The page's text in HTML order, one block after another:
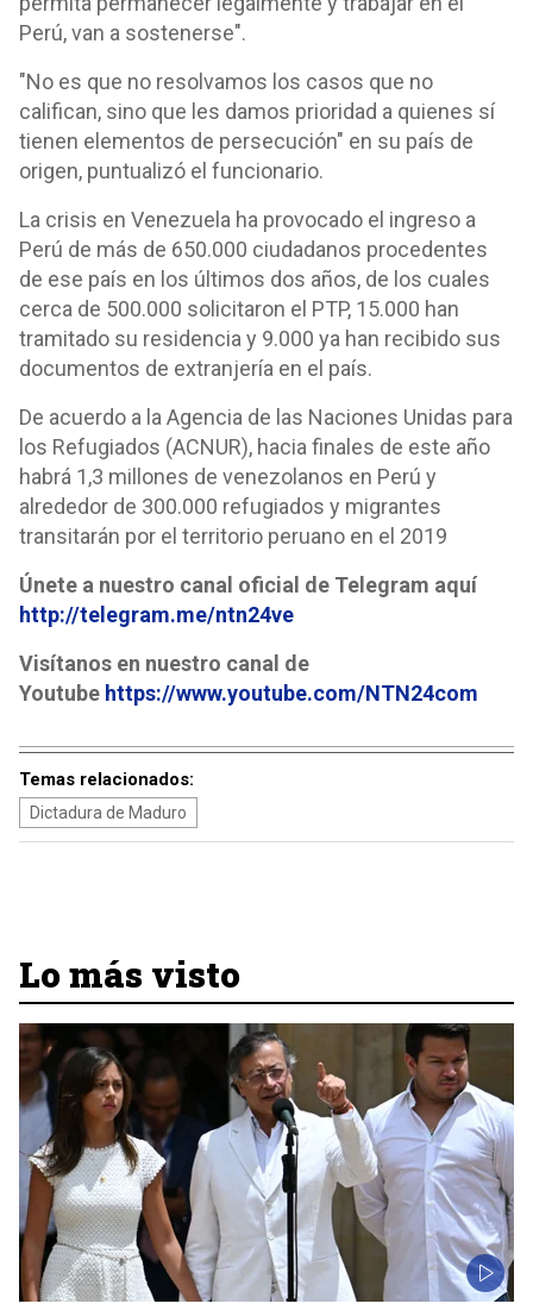
Perú, van a sostenerse".
"No es que no resolvamos los casos que no
califican, sino que les damos prioridad a quienes sí
tienen elementos de persecución" en su país de
origen, puntualizó el funcionario.
La crisis en Venezuela ha provocado el ingreso a
Perú de más de 650.000 ciudadanos procedentes
de ese país en los últimos dos años, de los cuales
cerca de 500.000 solicitaron el PTP, 15.000 han
tramitado su residencia y 9.000 ya han recibido sus
documentos de extranjería en el país.
De acuerdo a la Agencia de las Naciones Unidas para
los Refugiados (ACNUR), hacia finales de este año
habrá 1,3 millones de venezolanos en Perú y
alrededor de 300.000 refugiados y migrantes
transitarán por el territorio peruano en el 2019
Únete a nuestro canal oficial de Telegram aquí
http://telegram.me/ntn24ve
Visítanos en nuestro canal de
Youtube https://www.youtube.com/NTN24com
Temas relacionados:
Dictadura de Maduro
Lo más visto